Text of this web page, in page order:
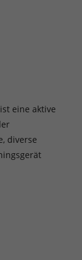
eine aktive
diverse